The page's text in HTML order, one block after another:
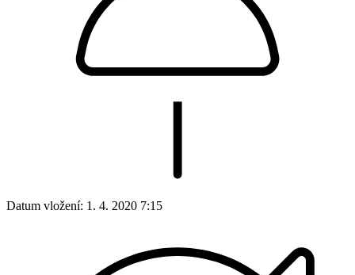
Datum vložení: 1. 4. 2020 7:15